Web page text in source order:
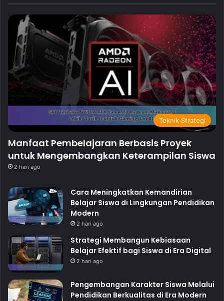
Teknik Strategi
Manfaat Pembelajaran Berbasis Proyek
untuk Mengembangkan Keterampilan Siswa
2 hari ago
Cara Meningkatkan Kemandirian
Belajar Siswa di Lingkungan Pendidikan
Modern
2 hari ago
Strategi Membangun Kebiasaan
Belajar Efektif bagi Siswa di Era Digital
2 hari ago
Pengembangan Karakter Siswa Melalui
Pendidikan Berkualitas di Era Modern